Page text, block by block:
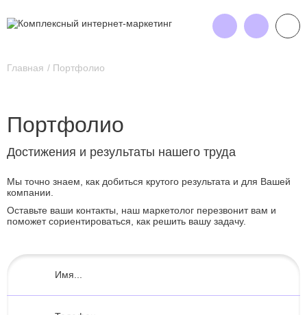
Главная Портфолио
Портфолио
Достижения и результаты нашего труда
Мы точно знаем, как добиться крутого результата и для Вашей
компании.
Оставьте ваши контакты, наш маркетолог перезвонит вам и
поможет сориентироваться, как решить вашу задачу.